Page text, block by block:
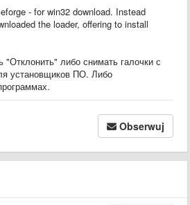
- for win32 download. Instead
the loader, offering to install
"Отклонить" либо снимать галочки с
установщиков ПО. Либо
Obserwuj